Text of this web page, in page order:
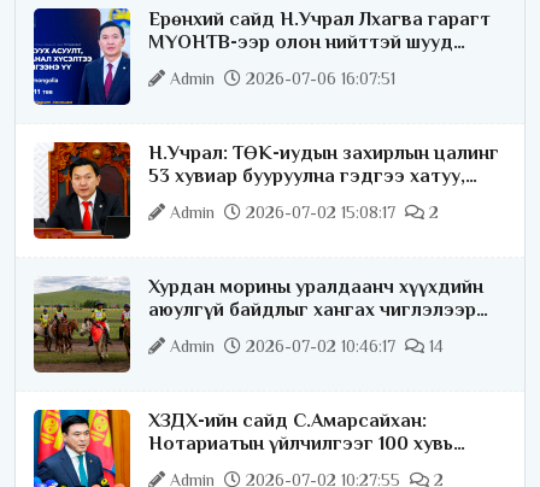
Ерөнхий сайд Н.Учрал Лхагва гарагт
МҮОНТВ-ээр олон нийттэй шууд
ярилцана
Admin 2026-07-06 16:07:51
Н.Учрал: ТӨК-иудын захирлын цалинг
53 хувиар бууруулна гэдгээ хатуу,
хариуцлагатайгаар хэлье
Admin 2026-07-02 15:08:17 2
Хурдан морины уралдаанч хүүхдийн
аюулгүй байдлыг хангах чиглэлээр
ажиллаж байна
Admin 2026-07-02 10:46:17 14
ХЗДХ-ийн сайд С.Амарсайхан:
Нотариатын үйлчилгээг 100 хувь
цахимжуулна
Admin 2026-07-02 10:27:55 2